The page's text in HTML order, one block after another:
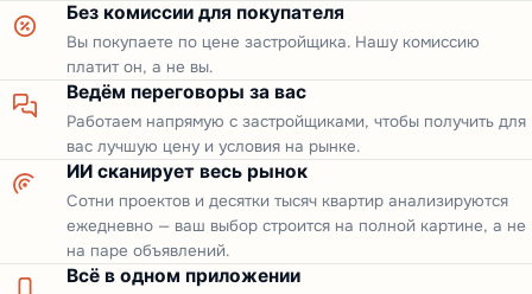
Без комиссии для покупателя
Вы покупаете по цене застройщика. Нашу комиссию
платит он, а не вы.
Ведём переговоры за вас
Работаем напрямую с застройщиками, чтобы получить для
вас лучшую цену и условия на рынке.
ИИ сканирует весь рынок
Сотни проектов и десятки тысяч квартир анализируются
ежедневно — ваш выбор строится на полной картине, а не
на паре объявлений.
Всё в одном приложении